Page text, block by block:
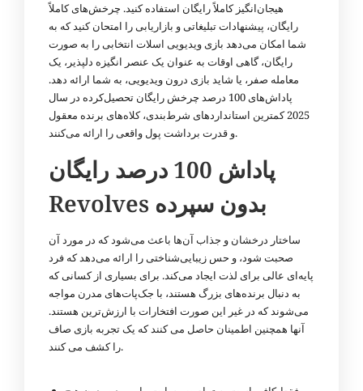
هیجان‌انگیز کاملاً رایگان استفاده کنید. چرخش‌های کاملاً
رایگان، پیشنهادات تبلیغاتی و بازاریابی را امتحان کنید که به
شما امکان می‌دهد بازی ویدیویی اسلات انتخابی را به صورت
رایگان، گاهی اوقات به عنوان یک عنصر انگیزه دلپذیر، یک
معامله صفر، یا شاید بازی درون ویدیویی، به شما ارائه دهد.
پاداش‌های 100 درصد چرخش رایگان تحصیل‌کرده در سال
2025 کمترین استانداردهای شرط‌بندی، کلاه‌های برنده معقول
و قدرت برداشت پول واقعی را ارائه می‌کنند.
پاداش 100 درصد رایگان
Revolves بدون سپرده
ساختار درخشان و جذاب آن‌ها باعث می‌شود که در مورد آن
صحبت شود، و حس زیبایی‌شناختی را ارائه می‌دهد که فرد
پایه‌ای عالی برای لذت ایجاد می‌کند. برای بسیاری از کسانی که
به دنبال برنده‌های بزرگ هستند، با جک‌پات‌های مدرن مواجه
می‌شوند که در غیر این صورت افتخارات با ارزش‌ترین هستند.
آنها همچنین اطمینان حاصل می کنند که یک تجربه بازی صاف
را کشف می کنند.